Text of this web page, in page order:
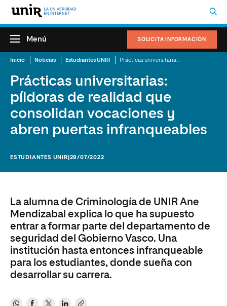
SOLICITA INFORMACIÓN
Menú
Inicio Noticias Estudiantes UNIR
Prácticas universitarias:
píldoras de realidad que
consolidan vocaciones y
abren puertas infranqueables
ESTUDIANTES UNIR |29/07/2022
La alumna de Criminología de UNIR Ane
Mendizabal explica lo que ha supuesto
entrar a formar parte del departamento de
seguridad del Gobierno Vasco. Una
institución hasta entonces infranqueable
para los estudiantes, donde sueña con
desarrollar su carrera.